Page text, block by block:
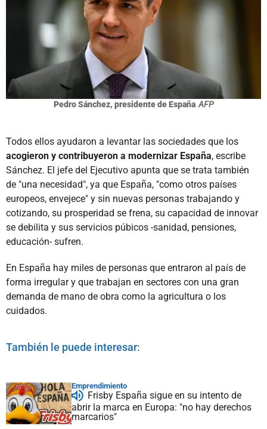
Pedro Sánchez, presidente de España AFP
Todos ellos ayudaron a levantar las sociedades que los
acogieron y contribuyeron a modernizar España, escribe
Sánchez. El jefe del Ejecutivo apunta que se trata también
de "una necesidad", ya que España, "como otros países
europeos, envejece" y sin nuevas personas trabajando y
cotizando, su prosperidad se frena, su capacidad de innovar
se debilita y sus servicios púbicos -sanidad, pensiones,
educación- sufren.
En España hay miles de personas que entraron al país de
forma irregular y que trabajan en sectores con una gran
demanda de mano de obra como la agricultura o los
cuidados.
También le puede interesar:
Emprendimiento
Frisby España sigue en su intento de
abrir la marca en Europa: "no hay derechos
marcarios"